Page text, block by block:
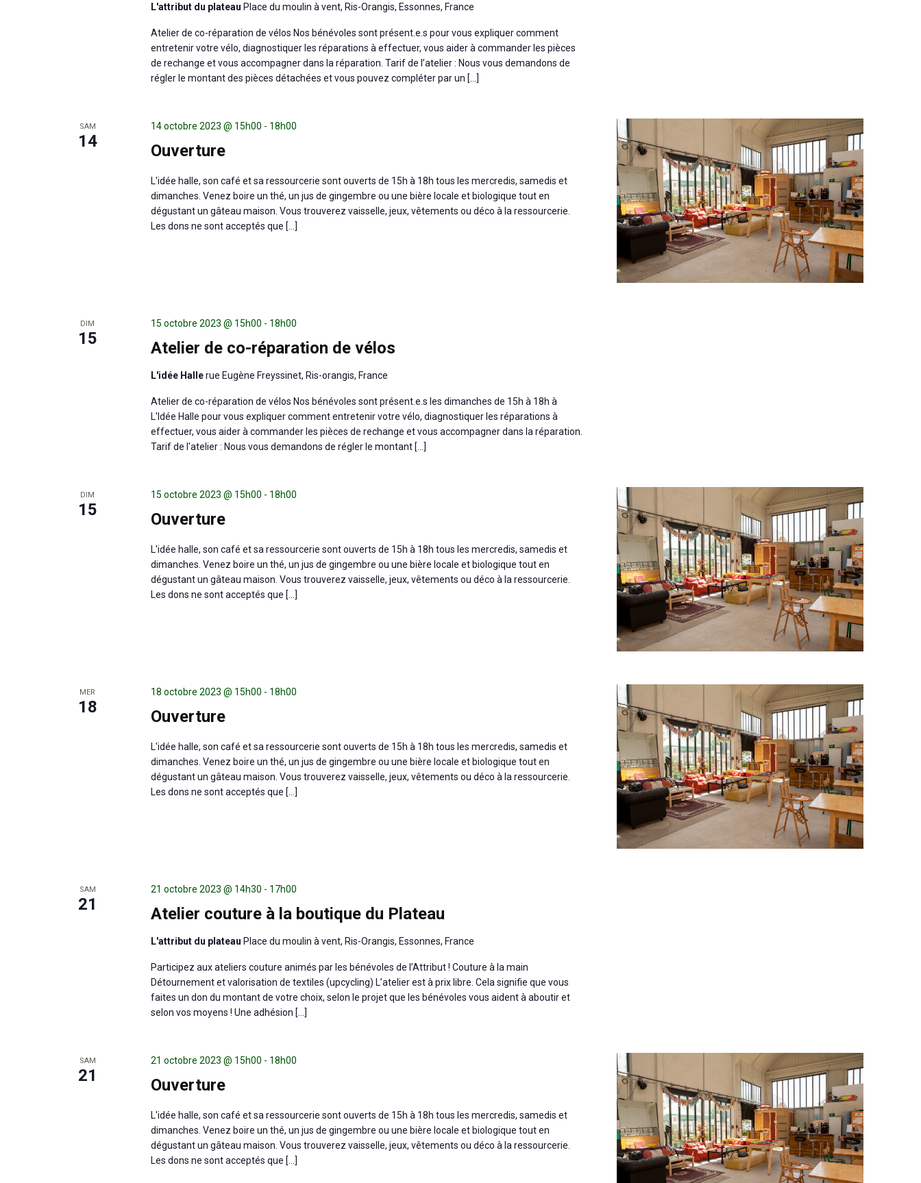
L'attribut du plateau Place du moulin à vent, Ris-Orangis, Essonnes, France
Atelier de co-réparation de vélos Nos bénévoles sont présent.e.s pour vous expliquer comment
entretenir votre vélo, diagnostiquer les réparations à effectuer, vous aider à commander les pièces
de rechange et vous accompagner dans la réparation. Tarif de l’atelier : Nous vous demandons de
régler le montant des pièces détachées et vous pouvez compléter par un […]
SAM
14 Ouverture
14 octobre 2023 @ 15h00 - 18h00
L'idée halle, son café et sa ressourcerie sont ouverts de 15h à 18h tous les mercredis, samedis et
dimanches. Venez boire un thé, un jus de gingembre ou une bière locale et biologique tout en
dégustant un gâteau maison. Vous trouverez vaisselle, jeux, vêtements ou déco à la ressourcerie.
Les dons ne sont acceptés que […]
DIM
15 Atelier de co-réparation de vélos
15 octobre 2023 @ 15h00 - 18h00
L'idée Hallerue Eugène Freyssinet, Ris-orangis, France
Atelier de co-réparation de vélos Nos bénévoles sont présent.e.s les dimanches de 15h à 18h à
L'Idée Halle pour vous expliquer comment entretenir votre vélo, diagnostiquer les réparations à
effectuer, vous aider à commander les pièces de rechange et vous accompagner dans la réparation.
Tarif de l'atelier : Nous vous demandons de régler le montant […]
DIM
15 Ouverture
15 octobre 2023 @ 15h00 - 18h00
L'idée halle, son café et sa ressourcerie sont ouverts de 15h à 18h tous les mercredis, samedis et
dimanches. Venez boire un thé, un jus de gingembre ou une bière locale et biologique tout en
dégustant un gâteau maison. Vous trouverez vaisselle, jeux, vêtements ou déco à la ressourcerie.
Les dons ne sont acceptés que […]
MER
18 Ouverture
18 octobre 2023 @ 15h00 - 18h00
L'idée halle, son café et sa ressourcerie sont ouverts de 15h à 18h tous les mercredis, samedis et
dimanches. Venez boire un thé, un jus de gingembre ou une bière locale et biologique tout en
dégustant un gâteau maison. Vous trouverez vaisselle, jeux, vêtements ou déco à la ressourcerie.
Les dons ne sont acceptés que […]
SAM
21 Atelier couture à la boutique du Plateau
21 octobre 2023 @ 14h30 - 17h00
L'attribut du plateau Place du moulin à vent, Ris-Orangis, Essonnes, France
Participez aux ateliers couture animés par les bénévoles de l’Attribut ! Couture à la main
Détournement et valorisation de textiles (upcycling) L’atelier est à prix libre. Cela signifie que vous
faites un don du montant de votre choix, selon le projet que les bénévoles vous aident à aboutir et
selon vos moyens ! Une adhésion […]
SAM
21 Ouverture
21 octobre 2023 @ 15h00 - 18h00
L'idée halle, son café et sa ressourcerie sont ouverts de 15h à 18h tous les mercredis, samedis et
dimanches. Venez boire un thé, un jus de gingembre ou une bière locale et biologique tout en
dégustant un gâteau maison. Vous trouverez vaisselle, jeux, vêtements ou déco à la ressourcerie.
Les dons ne sont acceptés que […]